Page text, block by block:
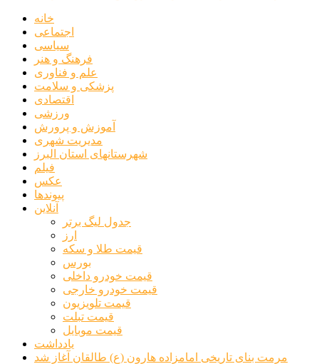
خانه
اجتماعی
سیاسی
فرهنگ و هنر
علم و فناوری
پزشکی و سلامت
اقتصادی
ورزشی
آموزش و پرورش
مدیریت شهری
شهرستانهای استان البرز
فیلم
عکس
پیوندها
آنلاین
جدول لیگ برتر
ارز
قیمت طلا و سکه
بورس
قیمت خودرو داخلی
قیمت خودرو خارجی
قیمت تلویزیون
قیمت تبلت
قیمت موبایل
یادداشت
مرمت بنای تاریخی امامزاده هارون (ع) طالقان آغاز شد